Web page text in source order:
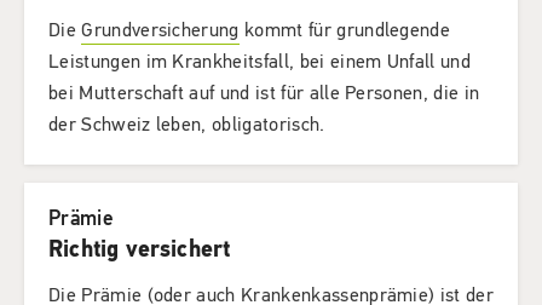
DieGrundversicherung kommt für grundlegende
Leistungen im Krankheitsfall, bei einem Unfall und
bei Mutterschaft auf und ist für alle Personen, die in
der Schweiz leben, obligatorisch.
Prämie
Richtig versichert
Die Prämie (oder auch Krankenkassenprämie) ist der